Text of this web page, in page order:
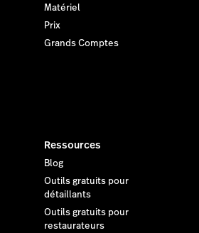
Matériel
Prix
Grands Comptes
Ressources
Blog
Outils gratuits pour
détaillants
Outils gratuits pour
restaurateurs